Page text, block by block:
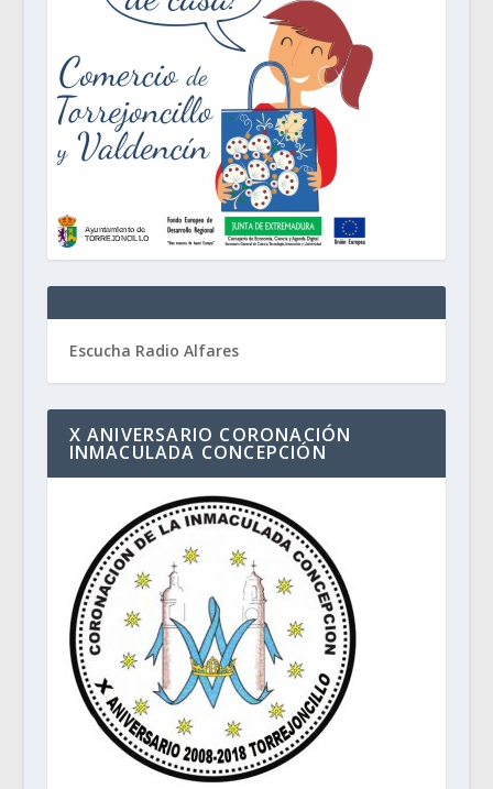
Escucha Radio Alfares
X ANIVERSARIO CORONACIÓN
INMACULADA CONCEPCIÓN